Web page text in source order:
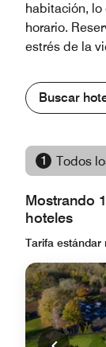
habitación, lo
horario.
estrés de la
Buscar
1 Todos
Mostrando
hoteles
Tarifa estándar